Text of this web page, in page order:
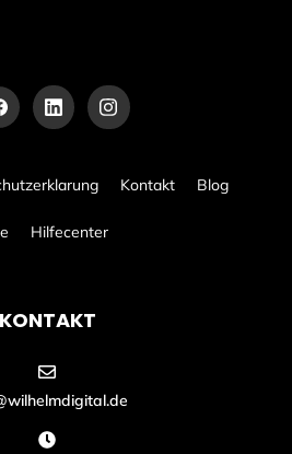
Kontakt Blog
Hilfecenter
KONTAKT